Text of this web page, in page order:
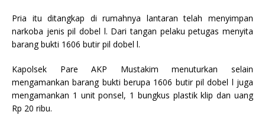
Pria itu ditangkap di rumahnya lantaran telah menyimpan
narkoba jenis pil dobel l. Dari tangan pelaku petugas menyita
barang bukti 1606 butir pil dobel l.
Kapolsek Pare AKP Mustakim menuturkan selain
mengamankan barang bukti berupa 1606 butir pil dobel l juga
mengamankan 1 unit ponsel, 1 bungkus plastik klip dan uang
Rp 20 ribu.